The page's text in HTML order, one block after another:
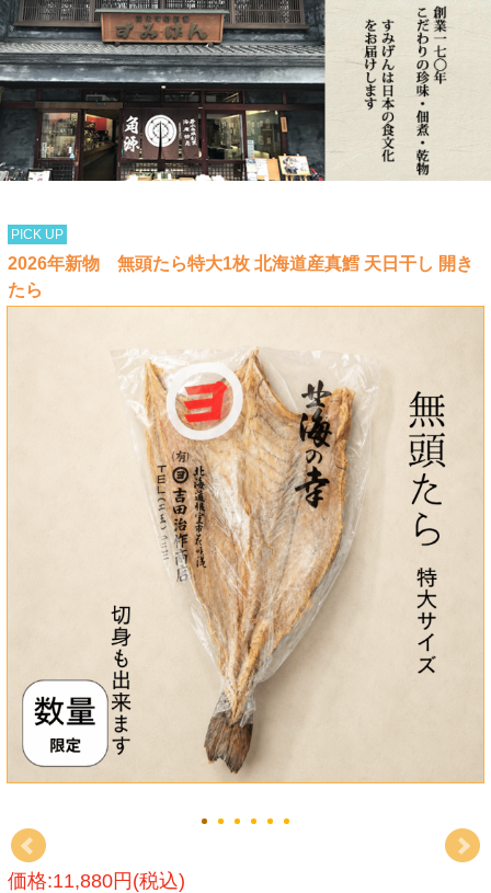
PICK UP
2026年新物 無頭たら特大1枚 北海道産真鱈 天日干し 開き
たら
価格:11,880円(税込)